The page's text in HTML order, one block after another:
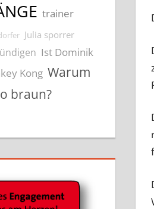
trainer
Julia sporrer
Ist Dominik
Kong Warum
braun?